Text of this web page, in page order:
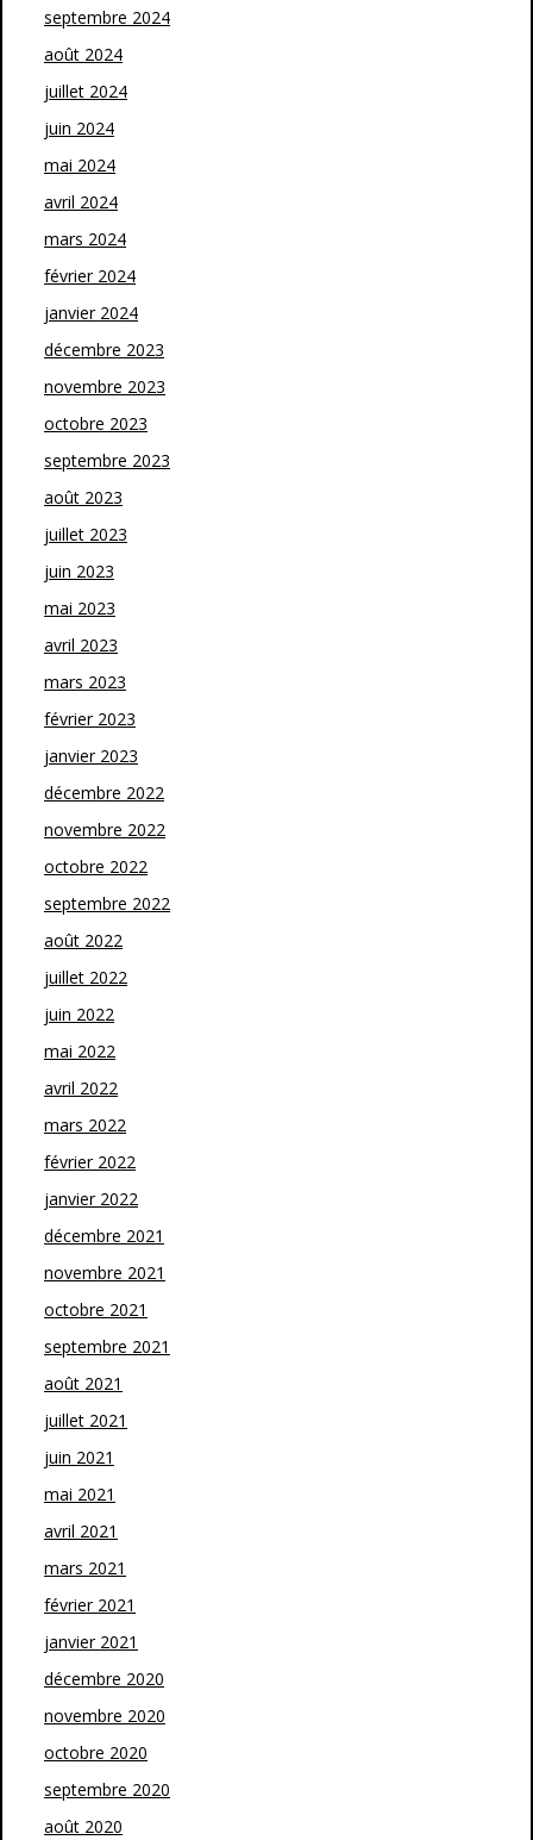
septembre 2024
août 2024
juillet 2024
juin 2024
mai 2024
avril 2024
mars 2024
février 2024
janvier 2024
décembre 2023
novembre 2023
octobre 2023
septembre 2023
août 2023
juillet 2023
juin 2023
mai 2023
avril 2023
mars 2023
février 2023
janvier 2023
décembre 2022
novembre 2022
octobre 2022
septembre 2022
août 2022
juillet 2022
juin 2022
mai 2022
avril 2022
mars 2022
février 2022
janvier 2022
décembre 2021
novembre 2021
octobre 2021
septembre 2021
août 2021
juillet 2021
juin 2021
mai 2021
avril 2021
mars 2021
février 2021
janvier 2021
décembre 2020
novembre 2020
octobre 2020
septembre 2020
août 2020